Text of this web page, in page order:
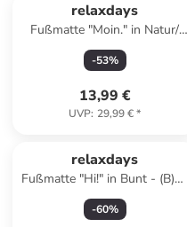
relaxdays
Fußmatte "Moin." in Natur/
Schwarz - (B)75 x (T)25 cm
-53%
13,99 €
UVP: 29,99 €*
relaxdays
Fußmatte "Hi!" in Bunt - (B)60
x (T)40 cm
-60%